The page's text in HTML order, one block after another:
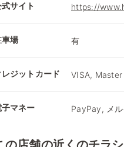
サイト https://
車場 有
レジットカード VISA,
子マネー PayPay, メル